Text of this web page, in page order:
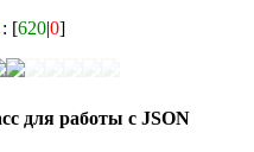
: [620|0]
для работы с JSON